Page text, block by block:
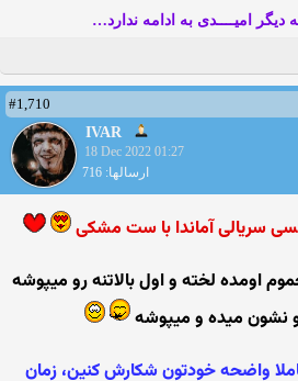
دیگر امیــــدی به ادامه ندارد…
#1,710
IVAR
18 Dec 2022 01:27
ارسالها: 716
سریالی آماندا با ست مشکی
اومده لخته و اول بالاتنه رو میپوشه
نشون میده و میپوشه
واضحه خودتون شکارش کنین، زمان